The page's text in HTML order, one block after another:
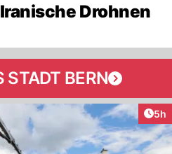
Drohnen
STADT BERN
5h